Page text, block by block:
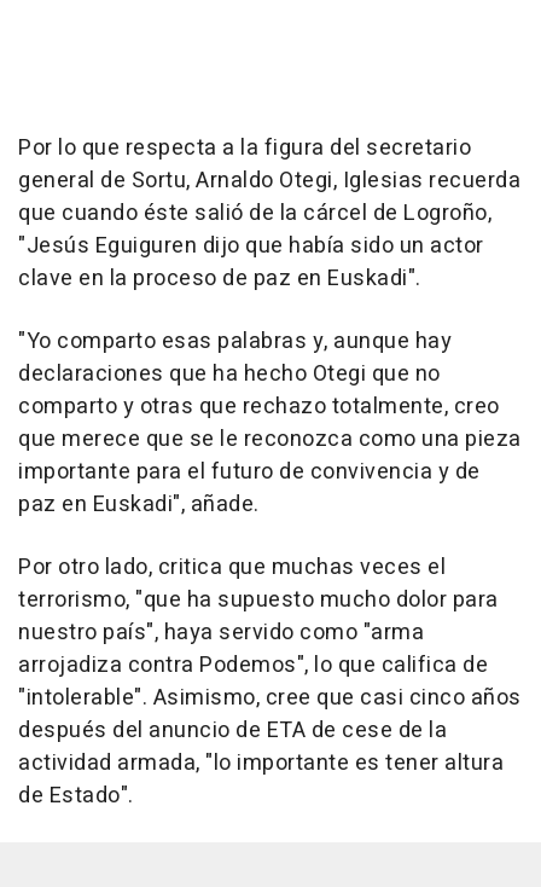
Por lo que respecta a la figura del secretario
general de Sortu, Arnaldo Otegi, Iglesias recuerda
que cuando éste salió de la cárcel de Logroño,
"Jesús Eguiguren dijo que había sido un actor
clave en la proceso de paz en Euskadi".
"Yo comparto esas palabras y, aunque hay
declaraciones que ha hecho Otegi que no
comparto y otras que rechazo totalmente, creo
que merece que se le reconozca como una pieza
importante para el futuro de convivencia y de
paz en Euskadi", añade.
Por otro lado, critica que muchas veces el
terrorismo, "que ha supuesto mucho dolor para
nuestro país", haya servido como "arma
arrojadiza contra Podemos", lo que califica de
"intolerable". Asimismo, cree que casi cinco años
después del anuncio de ETA de cese de la
actividad armada, "lo importante es tener altura
de Estado".